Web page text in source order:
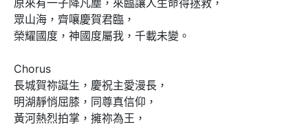
原來有一子降凡塵，來臨讓人生命得拯救，
眾山海，齊嚷慶賀君臨，
榮耀國度，神國度屬我，千載未變。
Chorus
長城賀祢誕生，慶祝主愛漫長，
明湖靜悄屈膝，同尊真信仰，
黃河熱烈拍掌，擁祢為王，